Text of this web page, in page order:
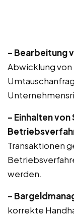
– Bearbeitung
Abwicklung
– Einhalten
Transaktionen
werden.
–
korrekte